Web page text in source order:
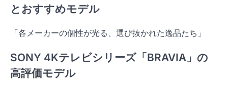
とおすすめモデル
「各メーカーの個性が光る、選び抜かれた逸品たち」
SONY 4Kテレビシリーズ「BRAVIA」の
高評価モデル